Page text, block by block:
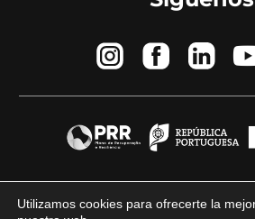
© 2023 Focus Fitness por
Utilizamos cookies para ofrecerte la